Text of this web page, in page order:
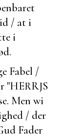
/ at i
i
Fabel /
"HERRJS
Men wi
/ der
Fader